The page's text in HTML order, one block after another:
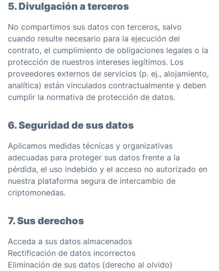
5. Divulgación a terceros
No compartimos sus datos con terceros, salvo
cuando resulte necesario para la ejecución del
contrato, el cumplimiento de obligaciones legales o la
protección de nuestros intereses legítimos. Los
proveedores externos de servicios (p. ej., alojamiento,
analítica) están vinculados contractualmente y deben
cumplir la normativa de protección de datos.
6. Seguridad de sus datos
Aplicamos medidas técnicas y organizativas
adecuadas para proteger sus datos frente a la
pérdida, el uso indebido y el acceso no autorizado en
nuestra plataforma segura de intercambio de
criptomonedas.
7. Sus derechos
Acceda a sus datos almacenados
Rectificación de datos incorrectos
Eliminación de sus datos (derecho al olvido)